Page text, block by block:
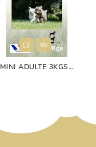
MINI ADULTE 3KGS...